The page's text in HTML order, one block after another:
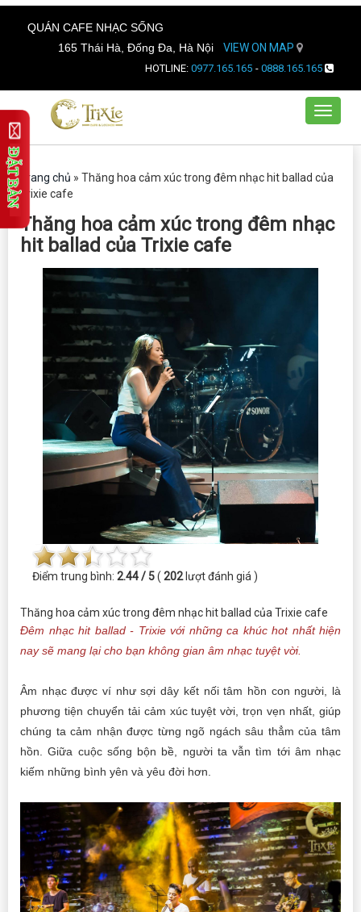
QUÁN CAFE NHẠC SỐNG
165 Thái Hà, Đống Đa, Hà Nội
VIEW ON MAP
HOTLINE: 0977.165.165 - 0888.165.165
Toggle
Trang chủ » Thăng hoa cảm xúc trong đêm nhạc hit ballad của
Trixie cafe
Thăng hoa cảm xúc trong đêm nhạc
hit ballad của Trixie cafe
Điểm trung bình: 2.44 / 5( 202lượt đánh giá )
Thăng hoa cảm xúc trong đêm nhạc hit ballad của Trixie cafe
Đêm nhạc hit ballad - Trixie với những ca khúc hot nhất hiện
nay sẽ mang lại cho bạn không gian âm nhạc tuyệt vời.
Âm nhạc được ví như sợi dây kết nối tâm hồn con người, là
phương tiện chuyển tải cảm xúc tuyệt vời, trọn vẹn nhất, giúp
chúng ta cảm nhận được từng ngõ ngách sâu thẳm của tâm
hồn. Giữa cuộc sống bộn bề, người ta vẫn tìm tới âm nhạc
kiếm những bình yên và yêu đời hơn.